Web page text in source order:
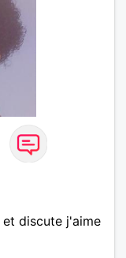
discute j'aime